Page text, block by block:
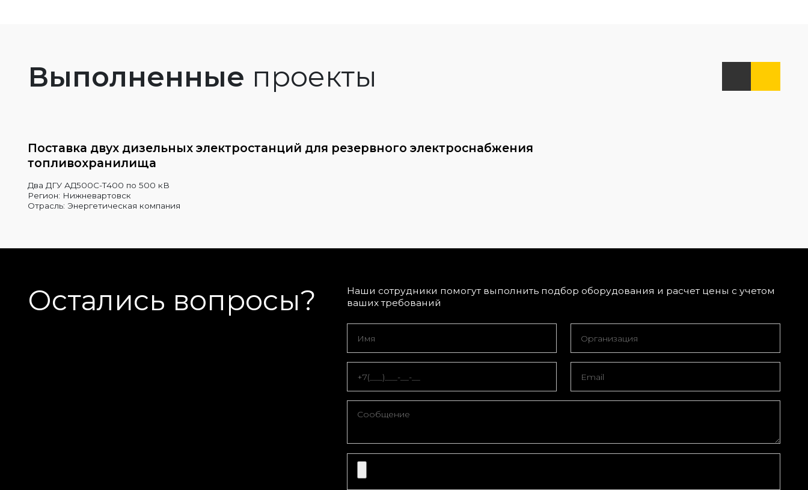
Выполненные проекты
Поставка двух дизельных электростанций для резервного электроснабжения
топливохранилища
Два ДГУ АД500С-Т400 по 500 кВ
Регион: Нижневартовск
Отрасль: Энергетическая компания
Остались вопросы?
Наши сотрудники помогут выполнить подбор оборудования и расчет цены с учетом
ваших требований